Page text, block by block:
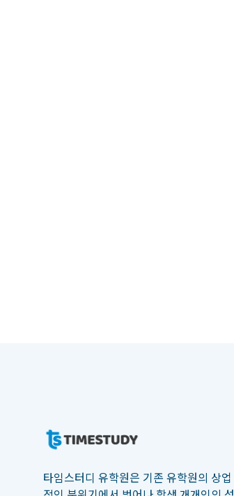
타임스터디 유학원은 기존 유학원의 상업